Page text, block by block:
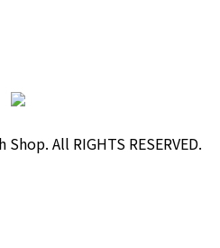
All RIGHTS RESERVED.